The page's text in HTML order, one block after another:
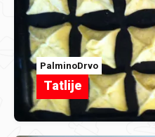
PalminoDrvo
Tatlije